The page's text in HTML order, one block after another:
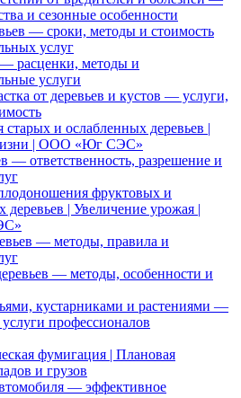
и сезонные особенности
— сроки, методы и стоимость
услуг
расценки, методы и
услуги
от деревьев и кустов — услуги,
старых и ослабленных деревьев |
| ООО «Юг СЭС»
— ответственность, разрешение и
фруктовых и
деревьев | Увеличение урожая |
— методы, правила и
— методы, особенности и
кустарниками и растениями —
профессионалов
фумигация | Плановая
и грузов
— эффективное